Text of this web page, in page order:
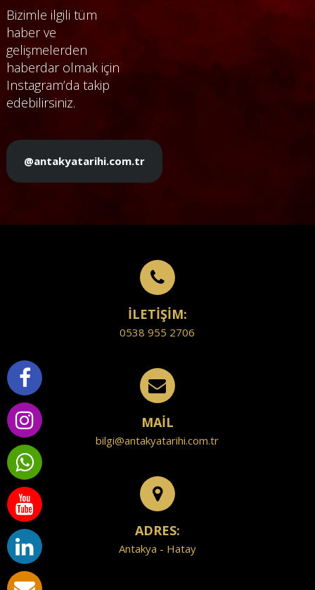
Bizimle ilgili tüm
haber ve
gelişmelerden
haberdar olmak için
Instagram’da takip
edebilirsiniz.
@antakyatarihi.com.tr
İLETİŞİM:
0538 955 2706
MAİL
bilgi@antakyatarihi.com.tr
ADRES:
Antakya - Hatay